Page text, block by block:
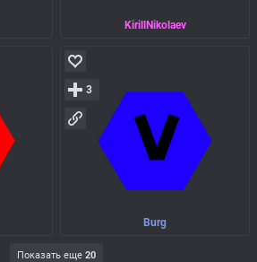
KirillNikolaev
Burg
3
Показать еще 20